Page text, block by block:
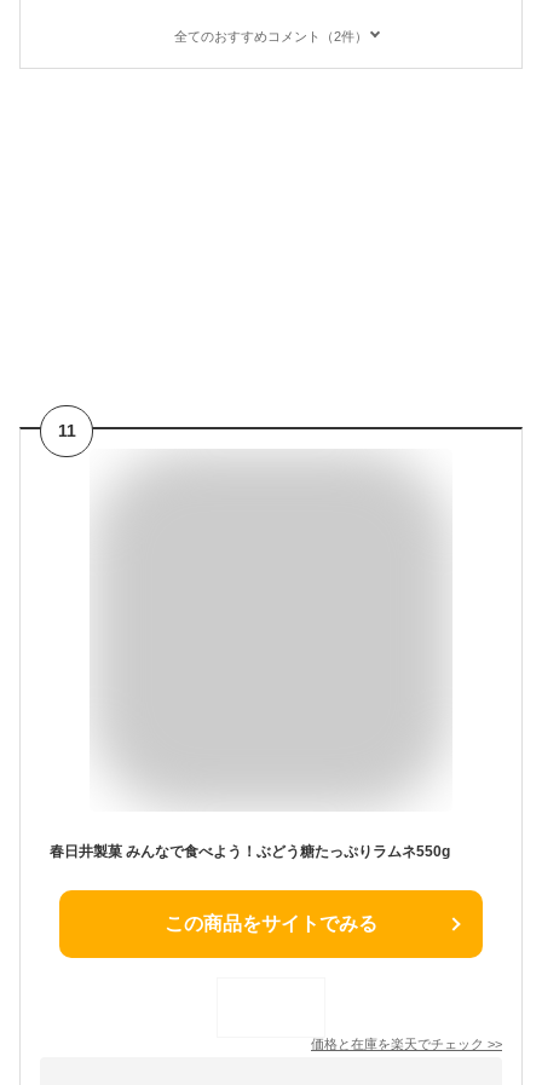
全てのおすすめコメント（2件）
11
春日井製菓 みんなで食べよう！ぶどう糖たっぷりラムネ550g
この商品をサイトでみる
価格と在庫を楽天でチェック >>